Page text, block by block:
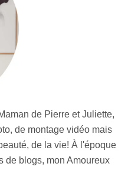
de Pierre et Juliette,
de montage vidéo mais
de la vie! À l'époque
de blogs, mon Amoureux